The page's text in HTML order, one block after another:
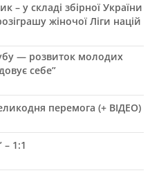
– у складі збірної України
жіночої Ліги націй
— розвиток молодих
себе”
перемога (+ ВІДЕО)
– 1:1